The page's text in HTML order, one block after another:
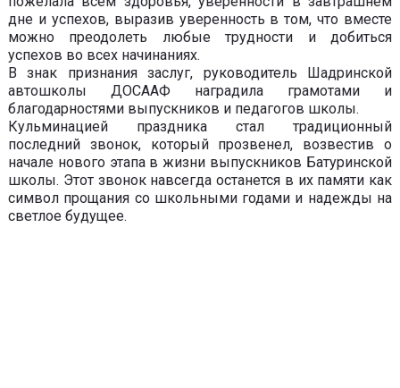
дне и успехов, выразив уверенность в том, что вместе
можно преодолеть любые трудности и добиться
успехов во всех начинаниях.
В знак признания заслуг, руководитель Шадринской
автошколы ДОСААФ наградила грамотами и
благодарностями выпускников и педагогов школы.
Кульминацией праздника стал традиционный
последний звонок, который прозвенел, возвестив о
начале нового этапа в жизни выпускников Батуринской
школы. Этот звонок навсегда останется в их памяти как
символ прощания со школьными годами и надежды на
светлое будущее.